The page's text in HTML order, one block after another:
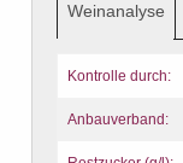
Weinanalyse
Kontrolle durch:
Anbauverband: